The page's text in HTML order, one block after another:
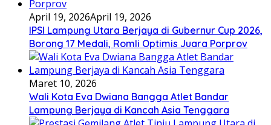
April 19, 2026April 19, 2026
IPSI Lampung Utara Berjaya di Gubernur Cup 2026,
Borong 17 Medali, Romli Optimis Juara Porprov
Maret 10, 2026
Wali Kota Eva Dwiana Bangga Atlet Bandar
Lampung Berjaya di Kancah Asia Tenggara